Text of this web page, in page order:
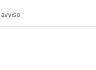
avviso